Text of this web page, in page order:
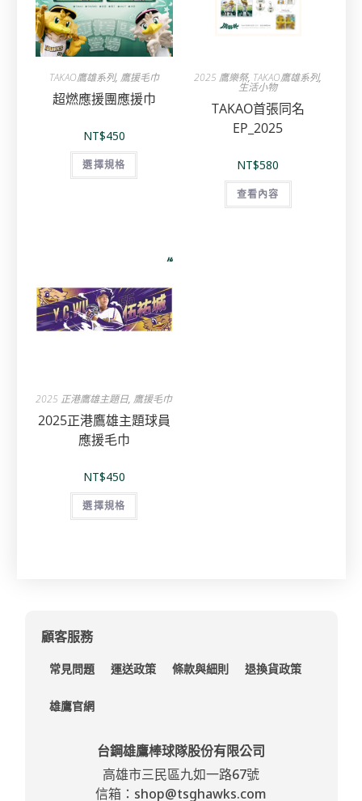
TAKAO鷹雄系列, 鷹援毛巾
超燃應援團應援巾
NT$450
選擇規格
2025 鷹樂祭, TAKAO鷹雄系列,
生活小物
TAKAO首張同名
EP_2025
NT$580
查看內容
2025 正港鷹雄主題日, 鷹援毛巾
2025正港鷹雄主題球員
應援毛巾
NT$450
選擇規格
顧客服務
常見問題 運送政策 條款與細則 退換貨政策
雄鷹官網
台鋼雄鷹棒球隊股份有限公司
高雄市三民區九如一路67號
信箱：shop@tsghawks.com